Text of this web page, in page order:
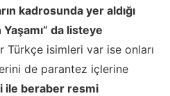
kadrosunda yer aldığı
Yaşamı” da listeye
Türkçe isimleri var ise onları
de parantez içlerine
ile beraber resmi